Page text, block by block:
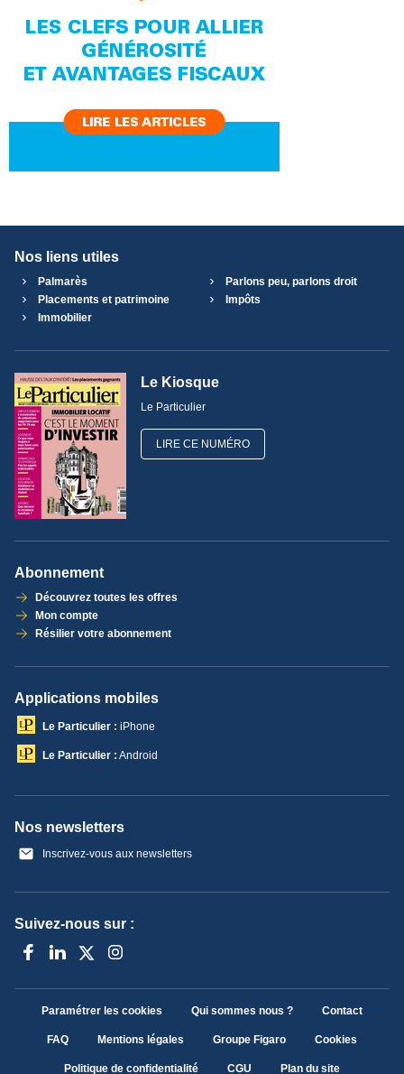
Nos liens utiles
Palmarès
Parlons peu, parlons droit
Placements et patrimoine
Impôts
Immobilier
Le Kiosque
Le Particulier
LIRE CE NUMÉRO
Abonnement
Découvrez toutes les offres
Mon compte
Résilier votre abonnement
Applications mobiles
Le Particulier : iPhone
Le Particulier : Android
Nos newsletters
Inscrivez-vous aux newsletters
Suivez-nous sur :
Paramétrer les cookies Qui sommes nous ? Contact
FAQ Mentions légales Groupe Figaro Cookies
Politique de confidentialité CGU Plan du site